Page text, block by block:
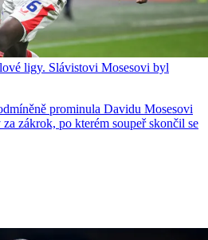
ligy. Slávistovi Mosesovi byl
prominula Davidu Mosesovi
zákrok, po kterém soupeř skončil se